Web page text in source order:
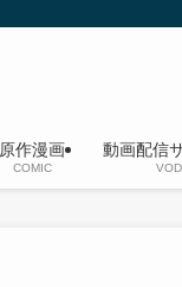
原作漫画
COMIC
動画配信
VOD